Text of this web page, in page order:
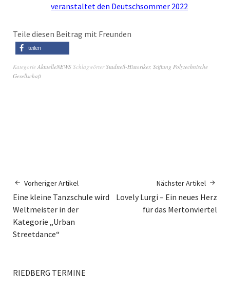
veranstaltet den Deutschsommer 2022
Teile diesen Beitrag mit Freunden
teilen
Kategorie AktuelleNEWS SchlagwörterStadtteil-Historiker, Stiftung Polytechnische
Gesellschaft
Vorheriger Artikel
Eine kleine Tanzschule wird
Weltmeister in der
Kategorie „Urban
Streetdance“
Nächster Artikel
Lovely Lurgi – Ein neues Herz
für das Mertonviertel
RIEDBERG TERMINE